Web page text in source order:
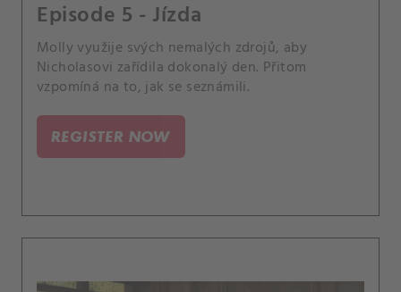
Episode 5 - Jízda
Molly využije svých nemalých zdrojů, aby
Nicholasovi zařídila dokonalý den. Přitom
vzpomíná na to, jak se seznámili.
REGISTER NOW